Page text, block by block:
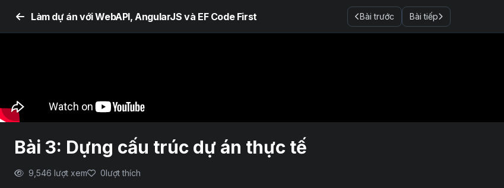
Làm dự án với WebAPI, AngularJS và EF Code First Bài trước Bài tiếp
Bài 3: Dựng cấu trúc dự án thực tế
9,546 lượt xem 0lượt thích